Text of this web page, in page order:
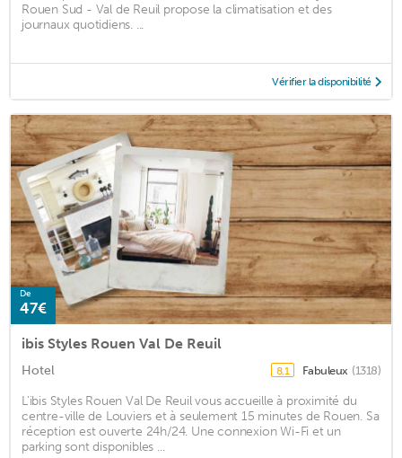
Rouen Sud - Val de Reuil propose la climatisation et des
journaux quotidiens. ...
Vérifier la disponibilité
De
47€
ibis Styles Rouen Val De Reuil
Hotel 8,1 Fabuleux (1318)
L'ibis Styles Rouen Val De Reuil vous accueille à proximité du
centre-ville de Louviers et à seulement 15 minutes de Rouen. Sa
réception est ouverte 24h/24. Une connexion Wi-Fi et un
parking sont disponibles ...